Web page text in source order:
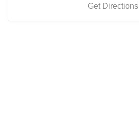
Get Directions